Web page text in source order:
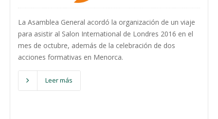
La Asamblea General acordó la organización de un viaje
para asistir al Salon International de Londres 2016 en el
mes de octubre, además de la celebración de dos
acciones formativas en Menorca.
Leer más